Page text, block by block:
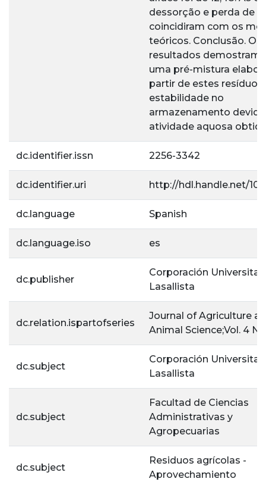
dessorção e perda de
coincidiram com os
teóricos. Conclusão. Os
resultados demostram
uma pré-mistura
partir de estes resíduos
estabilidade no
armazenamento
atividade aquosa
dc.identifier.issn 2256-3342
dc.identifier.uri http://hdl.handle.net/
dc.language Spanish
dc.language.iso es
dc.publisher
Corporación
Lasallista
dc.relation.ispartofseries
Journal of Agriculture
Animal Science;Vol. 4 N.
dc.subject
Corporación
Lasallista
dc.subject
Facultad de Ciencias
Administrativas y
Agropecuarias
dc.subject
Residuos agrícolas -
Aprovechamiento